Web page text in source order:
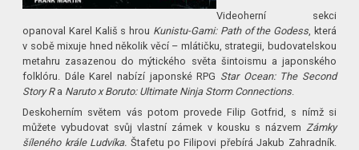
Videoherní sekci
opanoval Karel Kališ s hrou Kunistu-Gami: Path of the Godess, která
v sobě mixuje hned několik věcí – mlátičku, strategii, budovatelskou
metahru zasazenou do mýtického světa šintoismu a japonského
folklóru. Dále Karel nabízí japonské RPG Star Ocean: The Second
Story R a Naruto x Boruto: Ultimate Ninja Storm Connections.
Deskoherním světem vás potom provede Filip Gotfrid, s nímž si
můžete vybudovat svůj vlastní zámek v kousku s názvem Zámky
šíleného krále Ludvíka. Štafetu po Filipovi přebírá Jakub Zahradník.